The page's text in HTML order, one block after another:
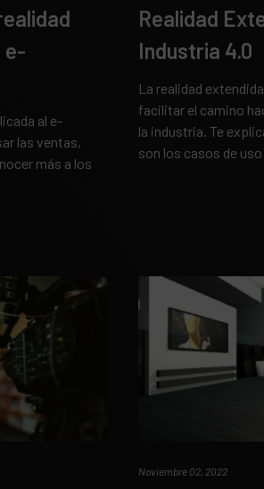
e-
al e-
las ventas,
más a los
Realidad
Industria 4.0
La realidad
facilitar el camino
la industria. Te
son los casos de
Noviembre 02, 2022